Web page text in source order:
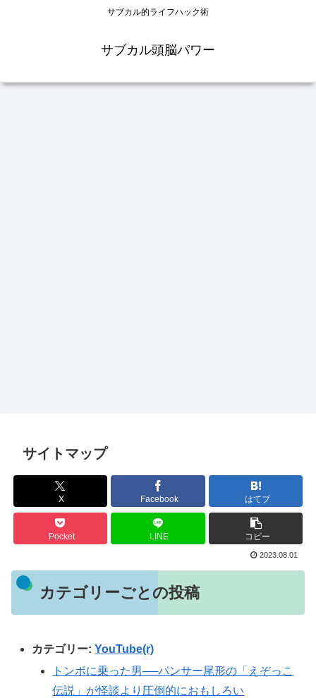
サブカル的ライフハック術
サブカル頭脳パワー
サイトマップ
X Facebook はてブ
Pocket LINE コピー
2023.08.01
カテゴリーごとの投稿
カテゴリー:YouTube(r)
トンボに乗った男──パンサー尾形の「えぞっこ
伝説」が怪談より圧倒的におもしろい